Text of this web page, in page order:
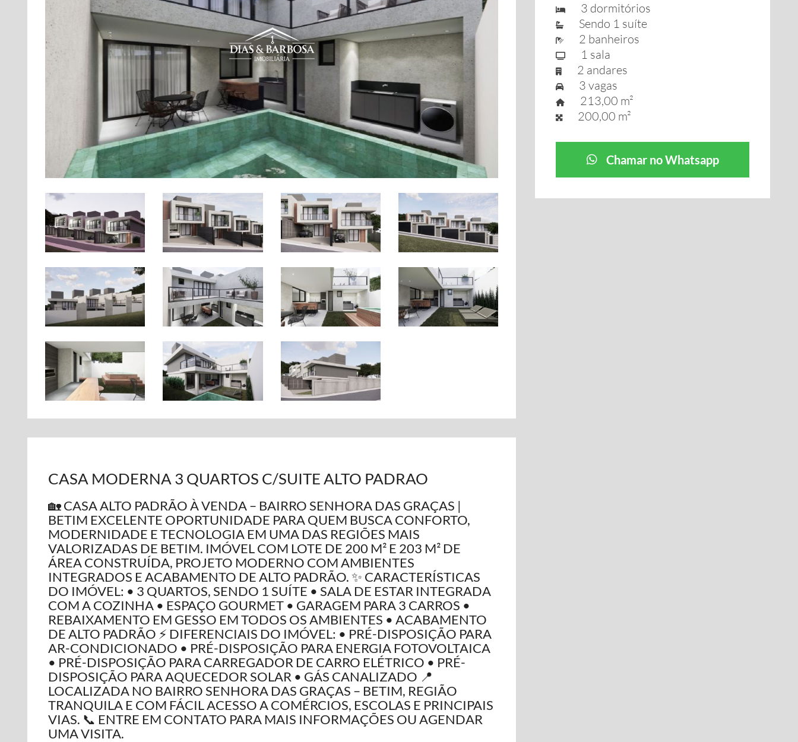
CASA MODERNA 3 QUARTOS C/SUITE ALTO PADRAO
🏡 CASA ALTO PADRÃO À VENDA – BAIRRO SENHORA DAS GRAÇAS |
BETIM EXCELENTE OPORTUNIDADE PARA QUEM BUSCA CONFORTO,
MODERNIDADE E TECNOLOGIA EM UMA DAS REGIÕES MAIS
VALORIZADAS DE BETIM. IMÓVEL COM LOTE DE 200 M² E 203 M² DE
ÁREA CONSTRUÍDA, PROJETO MODERNO COM AMBIENTES
INTEGRADOS E ACABAMENTO DE ALTO PADRÃO. ✨ CARACTERÍSTICAS
DO IMÓVEL: • 3 QUARTOS, SENDO 1 SUÍTE • SALA DE ESTAR INTEGRADA
COM A COZINHA • ESPAÇO GOURMET • GARAGEM PARA 3 CARROS •
REBAIXAMENTO EM GESSO EM TODOS OS AMBIENTES • ACABAMENTO
DE ALTO PADRÃO ⚡ DIFERENCIAIS DO IMÓVEL: • PRÉ-DISPOSIÇÃO PARA
AR-CONDICIONADO • PRÉ-DISPOSIÇÃO PARA ENERGIA FOTOVOLTAICA
• PRÉ-DISPOSIÇÃO PARA CARREGADOR DE CARRO ELÉTRICO • PRÉ-
DISPOSIÇÃO PARA AQUECEDOR SOLAR • GÁS CANALIZADO 📍
LOCALIZADA NO BAIRRO SENHORA DAS GRAÇAS – BETIM, REGIÃO
TRANQUILA E COM FÁCIL ACESSO A COMÉRCIOS, ESCOLAS E PRINCIPAIS
VIAS. 📞 ENTRE EM CONTATO PARA MAIS INFORMAÇÕES OU AGENDAR
UMA VISITA.
3 dormitórios
Sendo 1 suíte
2 banheiros
1 sala
2 andares
3 vagas
213,00 m²
200,00 m²
Chamar no Whatsapp